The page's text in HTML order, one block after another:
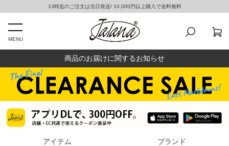
13時迄のご注文は当日発送/ 10,000円以上購入で送料無料
MENU
商品のお届けに関するお知らせ
アイテム ブランド